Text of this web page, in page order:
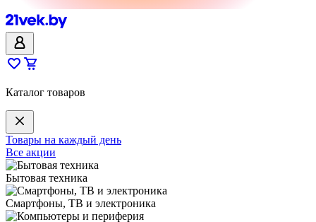
Каталог товаров
Товары на каждый день
Все акции
Бытовая техника
Смартфоны, ТВ и электроника